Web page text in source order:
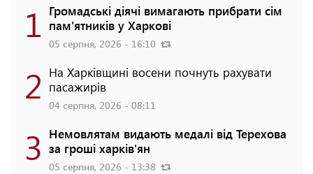
1 Громадські діячі вимагають прибрати сім
пам'ятників у Харкові
05 серпня, 2026 - 16:10
2 На Харківщині восени почнуть рахувати
пасажирів
04 серпня, 2026 - 08:11
3 Немовлятам видають медалі від Терехова
за гроші харків'ян
05 серпня, 2026 - 13:38